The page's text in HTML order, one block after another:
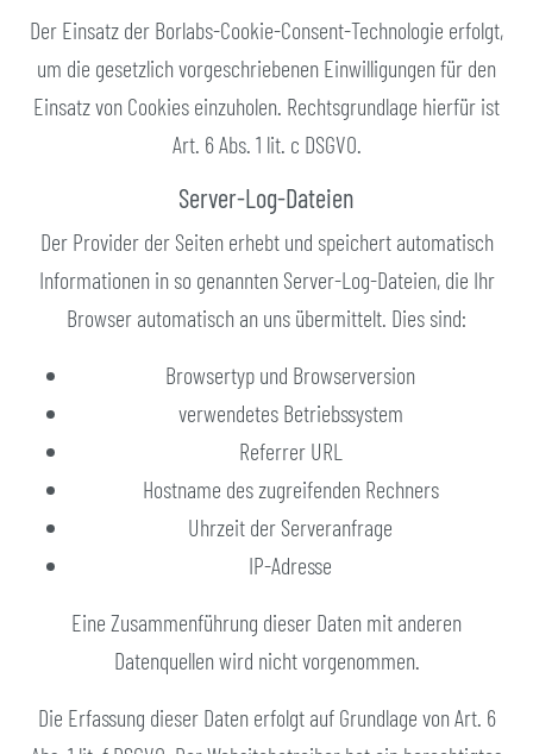
Der Einsatz der Borlabs-Cookie-Consent-Technologie erfolgt,
um die gesetzlich vorgeschriebenen Einwilligungen für den
Einsatz von Cookies einzuholen. Rechtsgrundlage hierfür ist
Art. 6 Abs. 1 lit. c DSGVO.
Server-Log-Dateien
Der Provider der Seiten erhebt und speichert automatisch
Informationen in so genannten Server-Log-Dateien, die Ihr
Browser automatisch an uns übermittelt. Dies sind:
Browsertyp und Browserversion
verwendetes Betriebssystem
Referrer URL
Hostname des zugreifenden Rechners
Uhrzeit der Serveranfrage
IP-Adresse
Eine Zusammenführung dieser Daten mit anderen
Datenquellen wird nicht vorgenommen.
Die Erfassung dieser Daten erfolgt auf Grundlage von Art. 6